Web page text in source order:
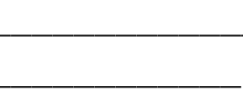
───────